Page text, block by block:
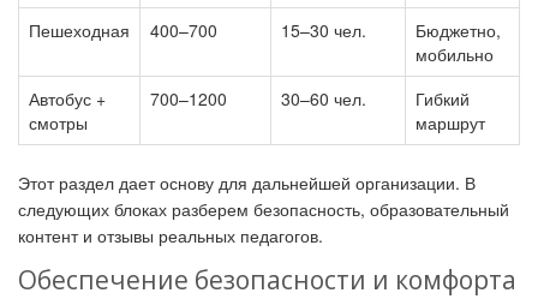
Пешеходная
400–700 15–30 чел.
Бюджетно,
мобильно
Автобус +
смотры
700–1200 30–60 чел.
Гибкий
маршрут
Этот раздел дает основу для дальнейшей организации. В
следующих блоках разберем безопасность, образовательный
контент и отзывы реальных педагогов.
Обеспечение безопасности и комфорта